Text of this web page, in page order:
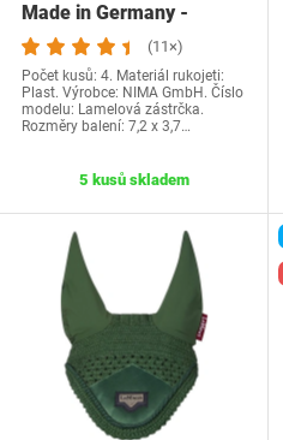
Made in Germany -
Balenie 4 ks…
(11×)
Počet kusů: 4. Materiál rukojeti:
Plast. Výrobce: NIMA GmbH. Číslo
modelu: Lamelová zástrčka.
Rozměry balení: 7,2 x 3,7…
5 kusů skladem